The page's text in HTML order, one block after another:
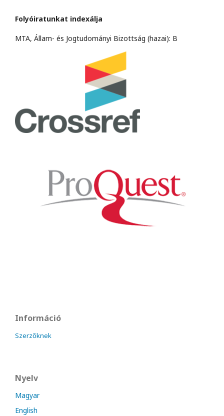
Folyóiratunkat indexálja
MTA, Állam- és Jogtudományi Bizottság (hazai): B
Információ
Szerzőknek
Nyelv
Magyar
English